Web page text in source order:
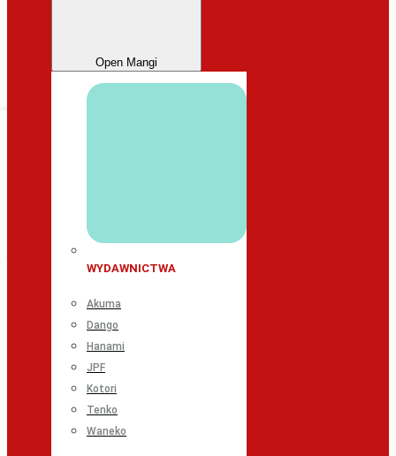
Open Mangi
WYDAWNICTWA
Akuma
Dango
Hanami
JPF
Kotori
Tenko
Waneko